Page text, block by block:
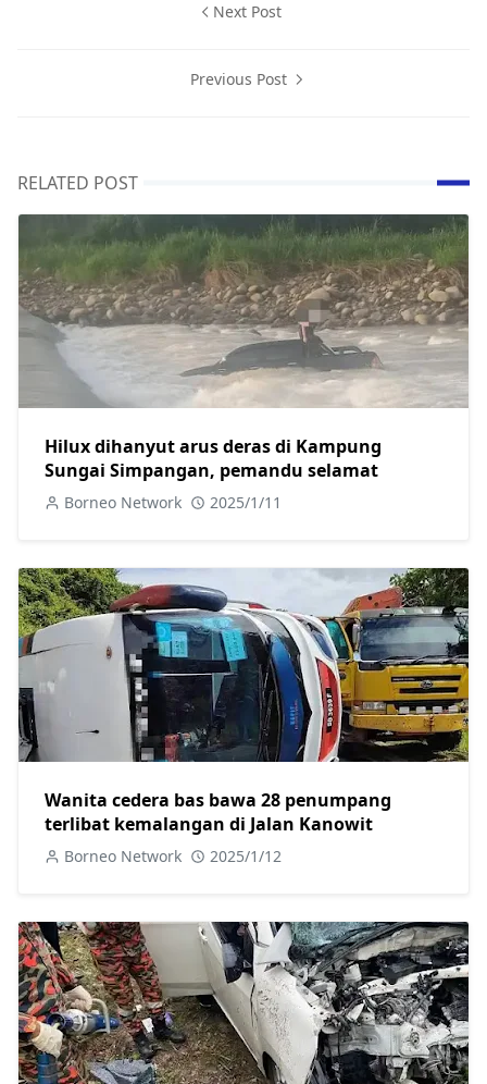
Next Post
Previous Post
RELATED POST
Hilux dihanyut arus deras di Kampung
Sungai Simpangan, pemandu selamat
Borneo Network 2025/1/11
Wanita cedera bas bawa 28 penumpang
terlibat kemalangan di Jalan Kanowit
Borneo Network 2025/1/12